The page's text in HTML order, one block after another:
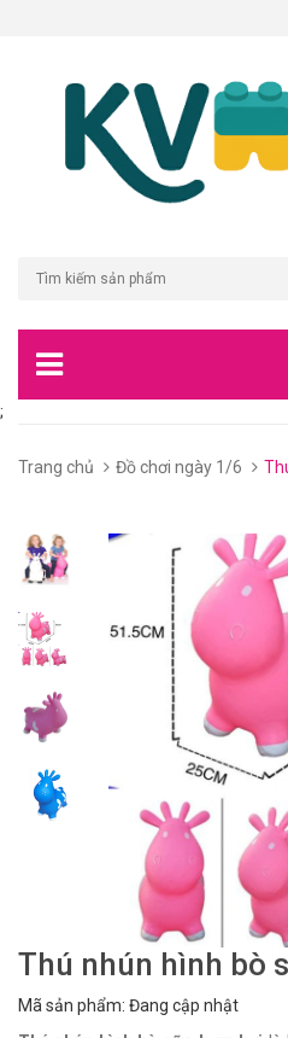
;
Trang chủ Đồ chơi ngày 1/6
Thú nhún hình bò
Mã sản phẩm: Đang cập nhật